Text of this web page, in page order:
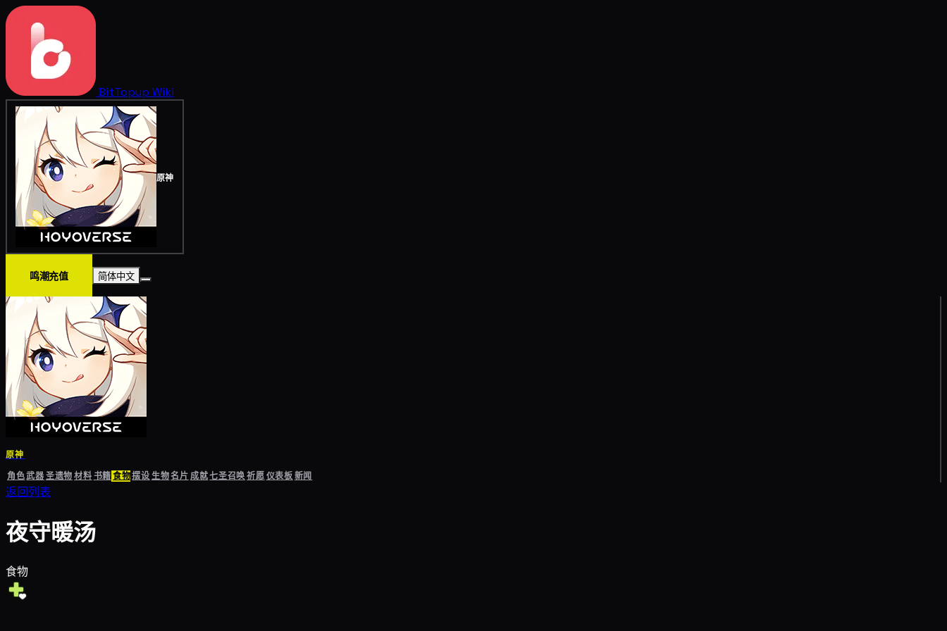
BitTopup Wiki
原神
鸣潮充值 简体中文
原神
角色武器圣遗物材料书籍食物摆设生物名片成就七圣召唤祈愿仪表板新闻
返回列表
夜守暖汤
食物